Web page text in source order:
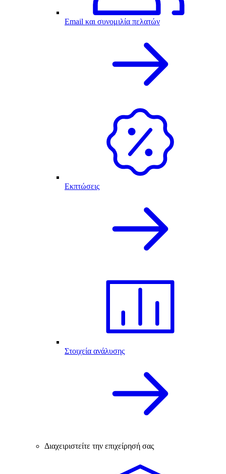
Email και συνομιλία πελατών
Εκπτώσεις
Στοιχεία ανάλυσης
Διαχειριστείτε την επιχείρησή σας